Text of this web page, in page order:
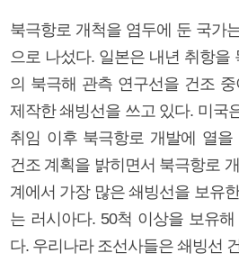
북극항로 개척을 염두에 둔 국가
으로 나섰다. 일본은 내년 취항을
의 북극해 관측 연구선을 건조
제작한 쇄빙선을 쓰고 있다. 미국
취임 이후 북극항로 개발에 열을
건조 계획을 밝히면서 북극항로
계에서 가장 많은 쇄빙선을 보유
는 러시아다. 50척 이상을 보유
다. 우리나라 조선사들은 쇄빙선